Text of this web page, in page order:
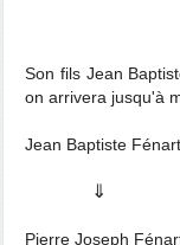
Son fils Jean
on arrivera jusqu'à
Jean Baptiste
⇓
Pierre Joseph